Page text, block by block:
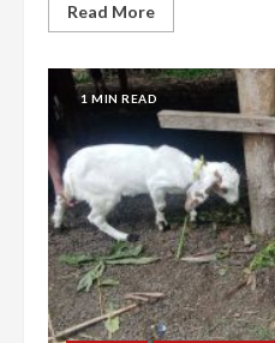
Read More
1 MIN READ